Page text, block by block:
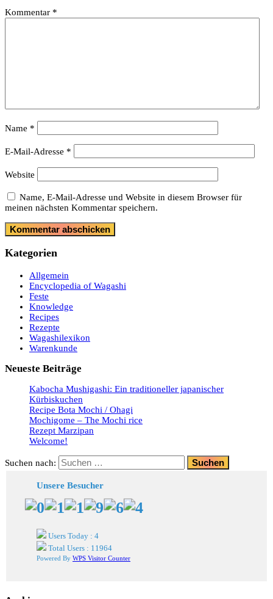
Kommentar *
Name *
E-Mail-Adresse *
Website
Name, E-Mail-Adresse und Website in diesem Browser für
meinen nächsten Kommentar speichern.
Kategorien
Allgemein
Encyclopedia of Wagashi
Feste
Knowledge
Recipes
Rezepte
Wagashilexikon
Warenkunde
Neueste Beiträge
Kabocha Mushigashi: Ein traditioneller japanischer
Kürbiskuchen
Recipe Bota Mochi / Ohagi
Mochigome – The Mochi rice
Rezept Marzipan
Welcome!
Suchen nach:
Unsere Besucher
Users Today : 4
Total Users : 11964
Powered By WPS Visitor Counter